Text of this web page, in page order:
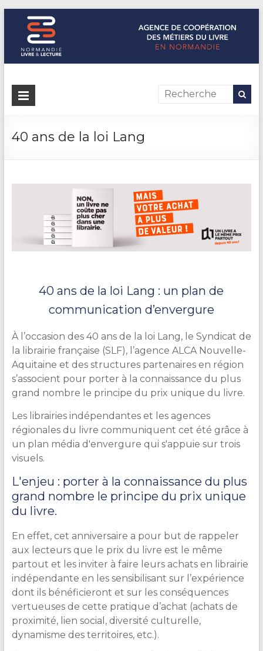
Normandie Livre & Lecture
L'agence de coopération des métiers du livre en Normandie
40 ans de la loi Lang
40 ans de la loi Lang : un plan de
communication d’envergure
À l’occasion des 40 ans de la loi Lang, le Syndicat de
la librairie française (SLF), l’agence ALCA Nouvelle-
Aquitaine et des structures partenaires en région
s’associent pour porter à la connaissance du plus
grand nombre le principe du prix unique du livre.
Les librairies indépendantes et les agences
régionales du livre communiquent cet été grâce à
un plan média d'envergure qui s'appuie sur trois
visuels.
L'enjeu : porter à la connaissance du plus
grand nombre le principe du prix unique
du livre.
En effet, cet anniversaire a pour but de rappeler
aux lecteurs que le prix du livre est le même
partout et les inviter à faire leurs achats en librairie
indépendante en les sensibilisant sur l’expérience
dont ils bénéficieront et sur les conséquences
vertueuses de cette pratique d’achat (achats de
proximité, lien social, diversité culturelle,
dynamisme des territoires, etc.).